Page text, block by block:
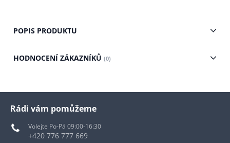
POPIS PRODUKTU
HODNOCENÍ ZÁKAZNÍKŮ (0)
Rádi vám pomůžeme
Volejte Po-Pá 09:00-16:30
+420 776 777 669